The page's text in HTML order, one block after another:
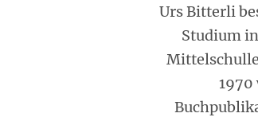
Urs Bitterli
Studium
1970